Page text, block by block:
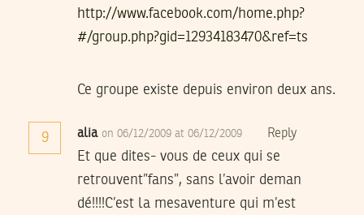
http://www.facebook.com/home.php?
#/group.php?gid=12934183470&ref=ts
Ce groupe existe depuis environ deux ans.
9 alia on 06/12/2009 at 06/12/2009 Reply
Et que dites- vous de ceux qui se
retrouvent”fans”, sans l’avoir deman
dé!!!!C’est la mesaventure qui m’est